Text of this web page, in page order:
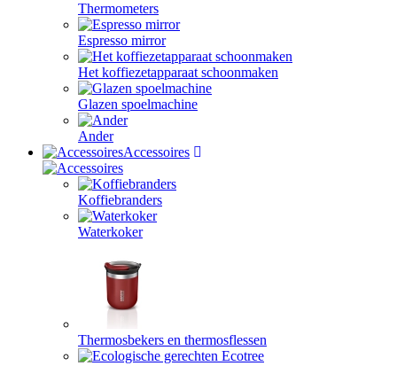
Thermometers
Espresso mirror
Het koffiezetapparaat schoonmaken
Glazen spoelmachine
Ander
Accessoires
Koffiebranders
Waterkoker
Thermosbekers en thermosflessen